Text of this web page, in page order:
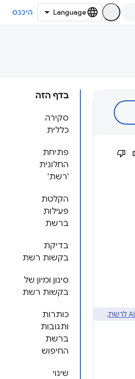
היכנס
בדף הזה
סקירה
כללית
פתיחת
החלונית
'רשת'
הקלטת
פעילות
ברשת
בדיקת
בקשות רשת
סינון ומיון של
בקשות רשת
כותרות
ותגובות
ברשת
החיפוש
שינוי
.